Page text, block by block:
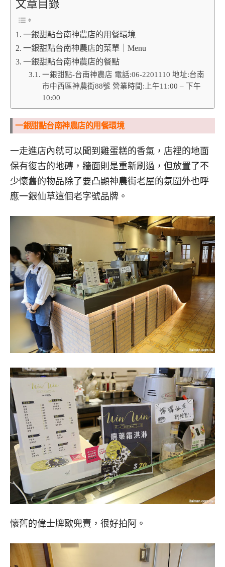
文章目錄
一銀甜點台南神農店的用餐環境
一銀甜點台南神農店的菜單｜Menu
一銀甜點台南神農店的餐點
一銀甜點-台南神農店 電話:06-2201110 地址:台南
市中西區神農街88號 營業時間:上午11:00 – 下午
10:00
一銀甜點台南神農店的用餐環境
一走進店內就可以聞到雞蛋糕的香氣，店裡的地面
保有復古的地磚，牆面則是重新刷過，但放置了不
少懷舊的物品除了要凸顯神農街老屋的氛圍外也呼
應一銀仙草這個老字號品牌。
懷舊的偉士牌歐兜賣，很好拍阿。